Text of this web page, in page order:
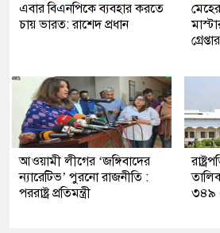
এবার বিএনপিকে ব্যবহার করতে
চায় ভারত: রাশেদ প্রধান
গ্রেপ্তার
আওয়ামী লীগের ‘জঙ্গিবাদের
ন্যারেটিভ’ পুরনো রাজনীতি :
পররাষ্ট্র প্রতিমন্ত্রী
৩৪৯